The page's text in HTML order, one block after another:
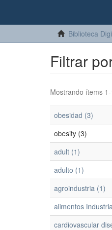
Biblioteca
Filtrar
Mostrando ítems
obesidad (3)
obesity (3)
adult (1)
adulto (1)
agroindustria (1)
alimentos
cardiovascular